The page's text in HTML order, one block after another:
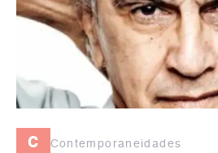
c Contemporaneidades